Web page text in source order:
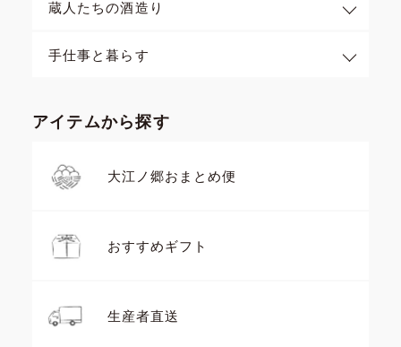
蔵人たちの酒造り
手仕事と暮らす
アイテムから探す
大江ノ郷おまとめ便
おすすめギフト
生産者直送